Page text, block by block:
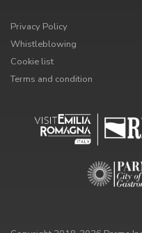
Privacy Policy
Whistleblowing
Cookie list
Terms and condition